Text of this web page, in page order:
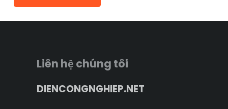
Liên hệ chúng tôi
DIENCONGNGHIEP.NET